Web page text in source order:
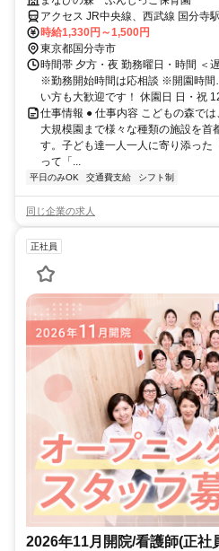
アクセス JR中央線、西武線 国分寺
時給1,330円～1,500円
東京都国分寺市
時間帯 夕方・夜 勤務曜日・時間 ＜
※勤務開始時間は応相談 ※開園時
い方も大歓迎です！ 休園日 日・祝
仕事情報 ● 仕事内容 こどもの森で
大規模園まで様々な種類の施設を首
す。子ども達一人一人に寄り添った
って「...
平日のみOK 交通費支給 シフト制
同じ企業の求人
正社員
2026年11月開院/看護師(正社